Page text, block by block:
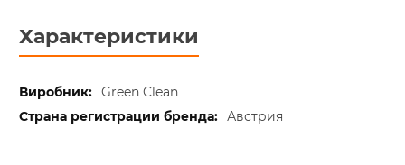
Характеристики
Green Clean
Австрия